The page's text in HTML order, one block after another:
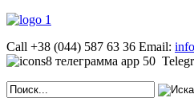
Call +38 (044) 587 63 36 Email: